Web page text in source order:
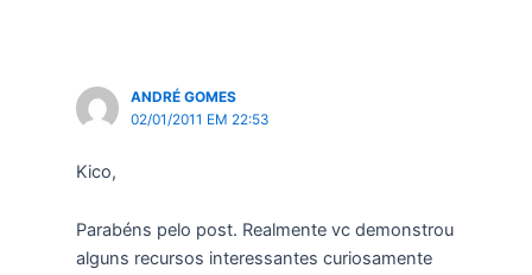
ANDRÉ GOMES
02/01/2011 EM 22:53
Kico,
Parabéns pelo post. Realmente vc demonstrou
alguns recursos interessantes curiosamente